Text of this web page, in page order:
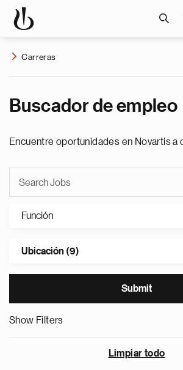
Carreras
Buscador de empleo
Encuentre oportunidades en Novartis a
Función
Ubicación (9)
Show Filters
Limpiar todo